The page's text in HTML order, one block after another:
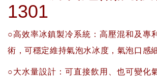
1301
○高效率冰鎮製冷系統：高壓混和及專
術，可穩定維持氣泡水冰度，氣泡口感
○大水量設計：可直接飲用、也可變化